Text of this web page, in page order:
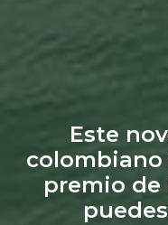
Este
premio